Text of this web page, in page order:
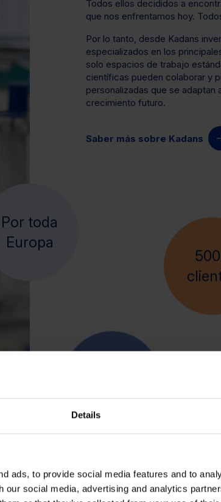
Details
ads, to provide social media features and to
our social media, advertising and analytics
Todos ellos decididos a
que nos enfrentamos hoy.
Por lo tanto, desde Kadans
especializados en los
solo espacios de trabajo
científicas pueden colaborar y
personalizadas que se
crecimiento futuro.
Saber más sobre Kadans
Por toda
Europa
clústeres